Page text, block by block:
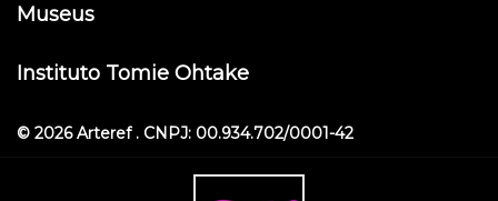
Museus
Instituto Tomie Ohtake
© 2026 Arteref . CNPJ: 00.934.702/0001-42